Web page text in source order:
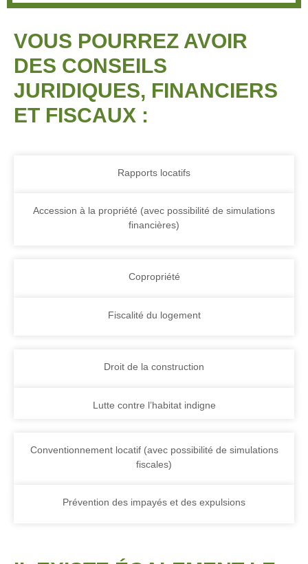
VOUS POURREZ AVOIR
DES CONSEILS
JURIDIQUES, FINANCIERS
ET FISCAUX :
Rapports locatifs
Accession à la propriété (avec possibilité de simulations
financières)
Copropriété
Fiscalité du logement
Droit de la construction
Lutte contre l’habitat indigne
Conventionnement locatif (avec possibilité de simulations
fiscales)
Prévention des impayés et des expulsions